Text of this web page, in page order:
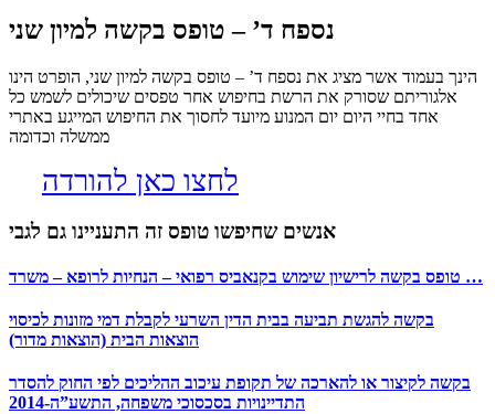
נספח ד’ – טופס בקשה למיון שני
הינך בעמוד אשר מציג את נספח ד’ – טופס בקשה למיון שני, הופרט הינו
אלגוריתם שסורק את הרשת בחיפוש אחר טפסים שיכולים לשמש כל
אחד בחיי היום יום המנוע מיועד לחסוך את החיפוש המייגע באתרי
ממשלה וכדומה
לחצו כאן להורדה
אנשים שחיפשו טופס זה התעניינו גם לגבי
טופס בקשה לרישיון שימוש בקנאביס רפואי – הנחיות לרופא – משרד …
בקשה להגשת תביעה בבית הדין השרעי לקבלת דמי מזונות לכיסוי
הוצאות הבית (הוצאות מדור)
בקשה לקיצור או להארכה של תקופת עיכוב ההליכים לפי החוק להסדר
התדיינויות בסכסוכי משפחה, התשע”ה-2014